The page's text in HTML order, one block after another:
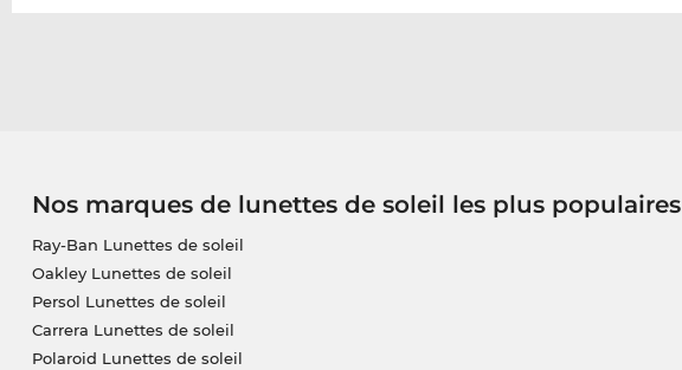
Nos marques de lunettes de soleil les plus populaires
Ray-Ban Lunettes de soleil
Oakley Lunettes de soleil
Persol Lunettes de soleil
Carrera Lunettes de soleil
Polaroid Lunettes de soleil